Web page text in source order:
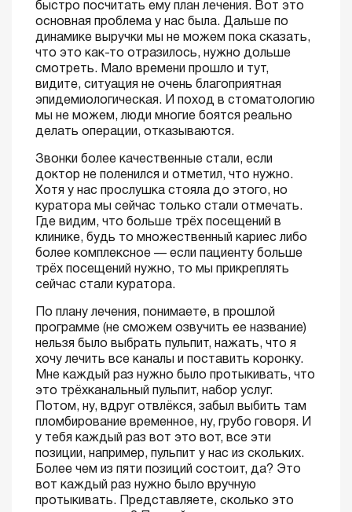
быстро посчитать ему план лечения. Вот это
основная проблема у нас была. Дальше по
динамике выручки мы не можем пока сказать,
что это как-то отразилось, нужно дольше
смотреть. Мало времени прошло и тут,
видите, ситуация не очень благоприятная
эпидемиологическая. И поход в стоматологию
мы не можем, люди многие боятся реально
делать операции, отказываются.
Звонки более качественные стали, если
доктор не поленился и отметил, что нужно.
Хотя у нас прослушка стояла до этого, но
куратора мы сейчас только стали отмечать.
Где видим, что больше трёх посещений в
клинике, будь то множественный кариес либо
более комплексное — если пациенту больше
трёх посещений нужно, то мы прикреплять
сейчас стали куратора.
По плану лечения, понимаете, в прошлой
программе (не сможем озвучить ее название)
нельзя было выбрать пульпит, нажать, что я
хочу лечить все каналы и поставить коронку.
Мне каждый раз нужно было протыкивать, что
это трёхканальный пульпит, набор услуг.
Потом, ну, вдруг отвлёкся, забыл выбить там
пломбирование временное, ну, грубо говоря. И
у тебя каждый раз вот это вот, все эти
позиции, например, пульпит у нас из скольких.
Более чем из пяти позиций состоит, да? Это
вот каждый раз нужно было вручную
протыкивать. Представляете, сколько это